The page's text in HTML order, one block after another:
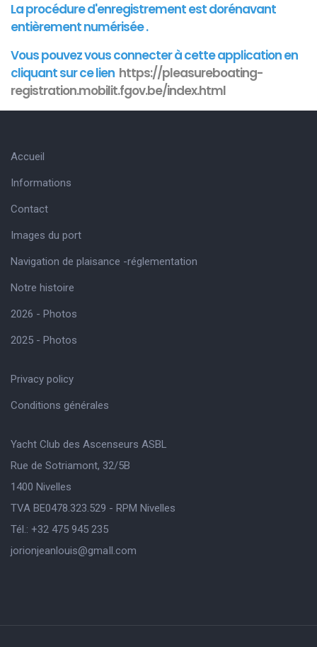
La procédure d'enregistrement est dorénavant
entièrement numérisée .
Vous pouvez vous connecter à cetteapplicationen
cliquant sur ce lien https://pleasureboating-
registration.mobilit.fgov.be/index.html
Accueil
Informations
Contact
Images du port
Navigation de plaisance -réglementation
Notre histoire
2026 - Photos
2025 - Photos
Privacy policy
Conditions générales
Yacht Club des Ascenseurs ASBL
Rue de Sotriamont, 32/5B
1400 Nivelles
TVA BE0478.323.529 - RPM Nivelles
Tél.: +32 475 945 235
jorionjeanlouis@gmaIl.com